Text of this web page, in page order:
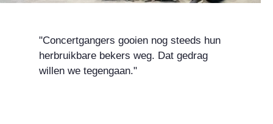
"Concertgangers gooien nog steeds hun
herbruikbare bekers weg. Dat gedrag
willen we tegengaan."